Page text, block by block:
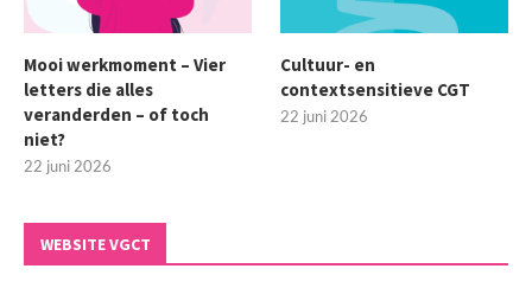
Mooi werkmoment – Vier
letters die alles
veranderden – of toch
niet?
22 juni 2026
Cultuur- en
contextsensitieve CGT
22 juni 2026
WEBSITE VGCT